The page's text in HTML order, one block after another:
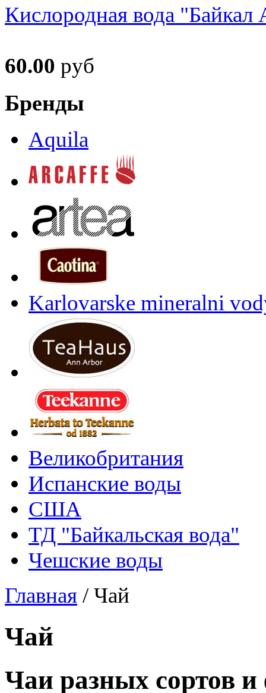
Кислородная вода "Байкал
60.00 руб
Бренды
Aquila
Karlovarske mineralni
Великобритания
Испанские воды
США
ТД "Байкальская вода"
Чешские воды
Главная /Чай
Чай
Чаи разных сортов и